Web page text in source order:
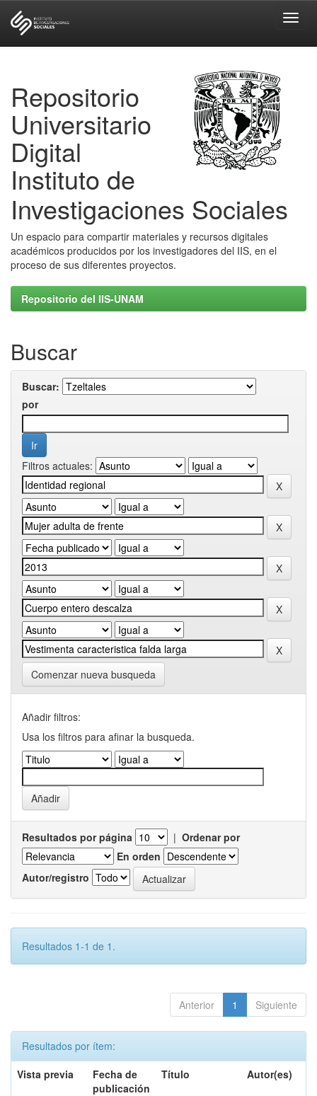
Repositorio
Universitario
Digital
Instituto de
Investigaciones Sociales
Un espacio para compartir materiales y recursos digitales
académicos producidos por los investigadores del IIS, en el
proceso de sus diferentes proyectos.
Repositorio del IIS-UNAM
Buscar
Buscar:
por
Filtros actuales:
Comenzar nueva busqueda
Añadir filtros:
Usa los filtros para afinar la busqueda.
Resultados por página | Ordenar por
En orden
Autor/registro
Resultados 1-1 de 1.
Anterior 1 Siguiente
Resultados por ítem:
Vista previa
Fecha de
publicación
Título Autor(es)